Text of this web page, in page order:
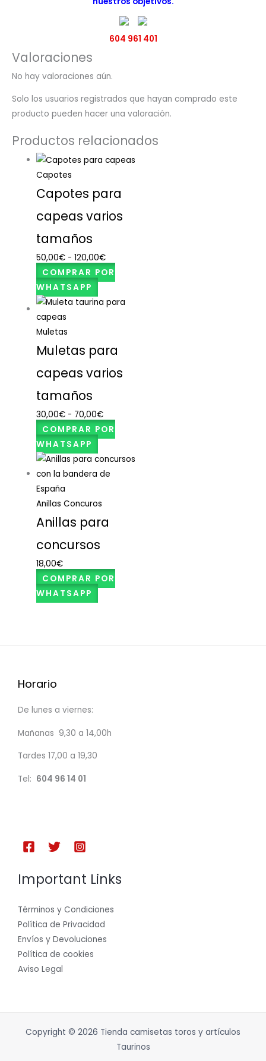
604 961 401
Valoraciones
No hay valoraciones aún.
Solo los usuarios registrados que hayan comprado este
producto pueden hacer una valoración.
Productos relacionados
Capotes
Capotes para
capeas varios
tamaños
50,00€ - 120,00€
COMPRAR POR
WHATSAPP
Muletas
Muletas para
capeas varios
tamaños
30,00€ - 70,00€
COMPRAR POR
WHATSAPP
Anillas Concuros
Anillas para
concursos
18,00€
COMPRAR POR
WHATSAPP
Horario
De lunes a viernes:
Mañanas 9,30 a 14,00h
Tardes 17,00 a 19,30
Tel: 604 96 14 01
Important Links
Términos y Condiciones
Política de Privacidad
Envíos y Devoluciones
Política de cookies
Aviso Legal
Copyright © 2026 Tienda camisetas toros y artículos
Taurinos